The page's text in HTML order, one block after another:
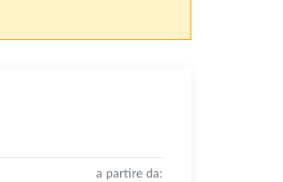
a partire da: